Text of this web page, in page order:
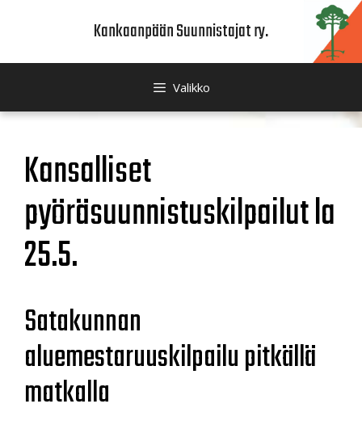
Kankaanpään Suunnistajat ry.
Valikko
Kansalliset
pyöräsuunnistuskilpailut la
25.5.
Satakunnan
aluemestaruuskilpailu pitkällä
matkalla